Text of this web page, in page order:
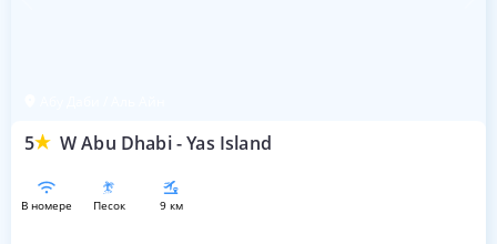
5 W Abu Dhabi - Yas Island
в номере песок 9 км